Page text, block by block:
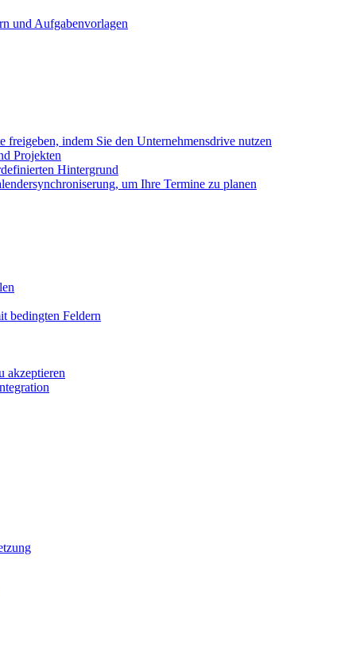
und Aufgabenvorlagen
indem Sie den Unternehmensdrive nutzen
Projekten
Hintergrund
um Ihre Termine zu planen
bedingten Feldern
akzeptieren